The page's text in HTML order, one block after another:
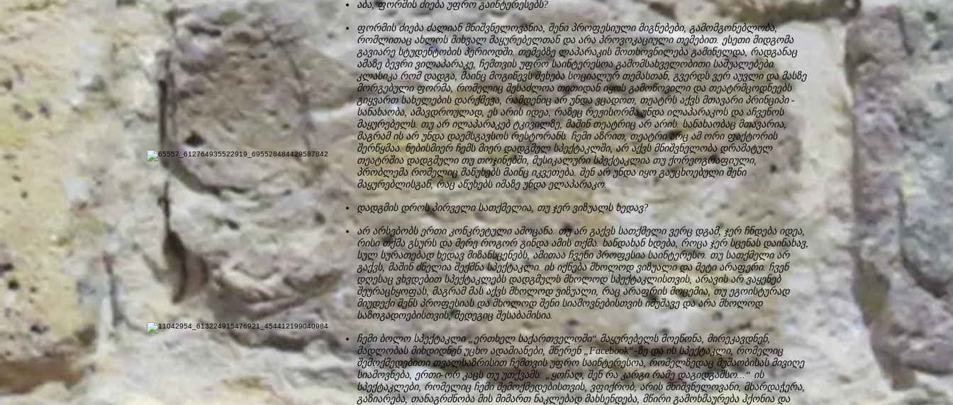
აბა, ფორმის ძიება უფრო გაინტერესებს?
ფორმის ძიება ძალიან მნიშვნელოვანია, შენი პროფესიული მიგნებები, გამომგონებლობა,
რომლითაც ახლოს მიხვალ მაყურებელთან და არა პროვოკაციული თემებით. ესეთი მიდგომა
გავიარე სტუდენტობის პერიოდში. თემებზე ლაპარაკის მოთხოვნილება გამინელდა, რადგანაც
ამაზე ბევრი ვილაპარაკე, ჩემთვის უფრო საინტერესოა გამომსახველობითი საშუალებები.
კლასიკა რომ დადგა, მაინც მოგიწევს შეხება სოციალურ თემასთან, გვერდს ვერ აუვლი და მასზე
მორგებული ფორმა, რომელიც შესაძლოა თითიდან იყოს გამოწოვილი და თეატრმცოდნეებს
გიყვართ სახელების დარქმევა, რამდენიც არ უნდა ვცადოთ, თეატრს აქვს მთავარი პრინციპი -
სანახაობა, ამავდროულად, ეს არის იდეა, რაზეც რეჟისორმა უნდა ილაპარაკოს და აჩვენოს
მაყურებელს. თუ არ ილაპარაკებ ტკივილზე, მაშინ თეატრიც არ არის. სანახაობაც მთავარია,
მაგრამ ის არ უნდა დაემსგავსოს რესტორანს. ჩემი აზრით, თეატრი არც ამ ორი ფაქტორის
შერწყმაა. ნებისმიერ ჩემს მიერ დადგმულ სპექტაკლში, არ აქვს მნიშვნელობა დრამატულ
თეატრშია დადგმული თუ თოჯინებში, მუსიკალური სპექტაკლია თუ ქორეოგრაფიული,
პრობლემა რომელიც მაწუხებს მაინც იკვეთება. შენ არ უნდა იყო გაუცხოებული შენი
მაყურებლისგან, რაც აწუხებს იმაზე უნდა ელაპარაკო.
დადგმის დროს პირველი სათქმელია, თუ ჯერ ვიზუალს ხედავ?
არ არსებობს ერთი კონკრეტული ამოცანა. თუ არ გაქვს სათქმელი ვერც დგამ, ჯერ ჩნდება იდეა,
რისი თქმა გსურს და მერე როგორ გინდა ამის თქმა. ხანდახან ხდება, როცა ჯერ სცენას დაინახავ,
სულ სურათებად ხედავ მიზანსცენებს, ამითაა ჩვენი პროფესია საინტერესო. თუ სათქმელი არ
გაქვს, მაშინ ძნელია შექმნა სპექტაკლი. ის იქნება მხოლოდ ვიზუალი და მეტი არაფერი. ჩვენ
დღესაც ვხვდებით სპექტაკლებს დადგმულს მხოლოდ სპექტაკლისთვის, არავის არ ვაყენებ
შეურაცხყოფას, მაგრამ მას აქვს მხოლოდ ვიზუალი, რაც არაფრის მოცემია, თუ ეგოისტურად
მიუდექი შენს პროფესიას და მხოლოდ შენი სიამოვნებისთვის იმუშავე და არა მხოლოდ
საზოგადოებისთვის, შედეგიც შესაბამისია.
ჩემი ბოლო სპექტაკლი „ერთხელ საქართველოში“ მაყურებელს მოეწონა, მირეკავდნენ,
მადლობას მიხდიდნენ უცხო ადამიანები, მწერენ „Facebook“-ზე და ის სპექტაკლი, რომელიც
შემოქმედებითი თვალსაზრისით ჩემთვის უფრო საინტერესოა, რომელზედაც მუშაობისას მივიღე
სიამოვნება, ერთი-ორ კაცს თუ უთქვამს: „ყოჩაღ, შენ რა კარგი რამე დაგიდგამსო...“ ის
სპექტაკლები, რომელიც ჩემი შემოქმედებისთვის, ვფიქრობ, არის მნიშვნელოვანი, მხარდაჭერა,
გაზიარება, თანაგრძნობა მის მიმართ ნაკლებად მახსენდება, მწირი გამოხმაურება ჰქონია და